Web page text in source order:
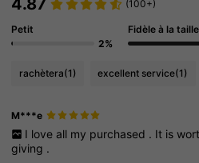
(100+)
Petit
2%
Fidèle à la taille
rachètera(1) excellent service(1)
M***e
I love all my purchased . It is
giving .